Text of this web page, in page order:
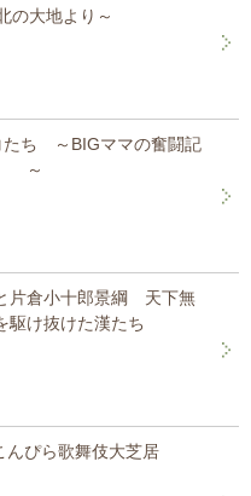
の大地より～
たち ～BIGママの奮闘記
～
片倉小十郎景綱 天下無
け抜けた漢たち
んぴら歌舞伎大芝居